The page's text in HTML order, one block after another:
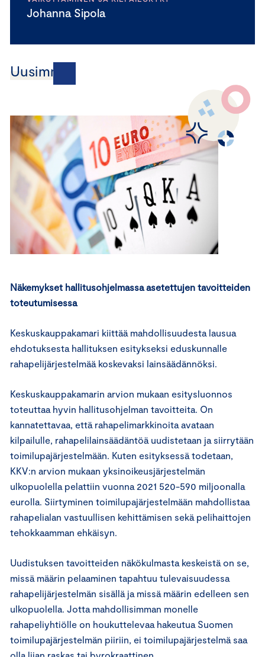
Johanna Sipola
Uusimmat
Näkemykset hallitusohjelmassa asetettujen tavoitteiden
toteutumisessa
Keskuskauppakamari kiittää mahdollisuudesta lausua
ehdotuksesta hallituksen esitykseksi eduskunnalle
rahapelijärjestelmää koskevaksi lainsäädännöksi.
Keskuskauppakamarin arvion mukaan esitysluonnos
toteuttaa hyvin hallitusohjelman tavoitteita. On
kannatettavaa, että rahapelimarkkinoita avataan
kilpailulle, rahapelilainsäädäntöä uudistetaan ja siirrytään
toimilupajärjestelmään. Kuten esityksessä todetaan,
KKV:n arvion mukaan yksinoikeusjärjestelmän
ulkopuolella pelattiin vuonna 2021 520-590 miljoonalla
eurolla. Siirtyminen toimilupajärjestelmään mahdollistaa
rahapelialan vastuullisen kehittämisen sekä pelihaittojen
tehokkaamman ehkäisyn.
Uudistuksen tavoitteiden näkökulmasta keskeistä on se,
missä määrin pelaaminen tapahtuu tulevaisuudessa
rahapelijärjestelmän sisällä ja missä määrin edelleen sen
ulkopuolella. Jotta mahdollisimman monelle
rahapeliyhtiölle on houkuttelevaa hakeutua Suomen
toimilupajärjestelmän piiriin, ei toimilupajärjestelmä saa
olla liian raskas tai byrokraattinen.